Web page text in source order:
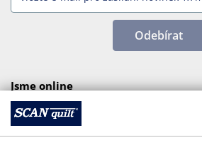
Odebírat
Jsme online